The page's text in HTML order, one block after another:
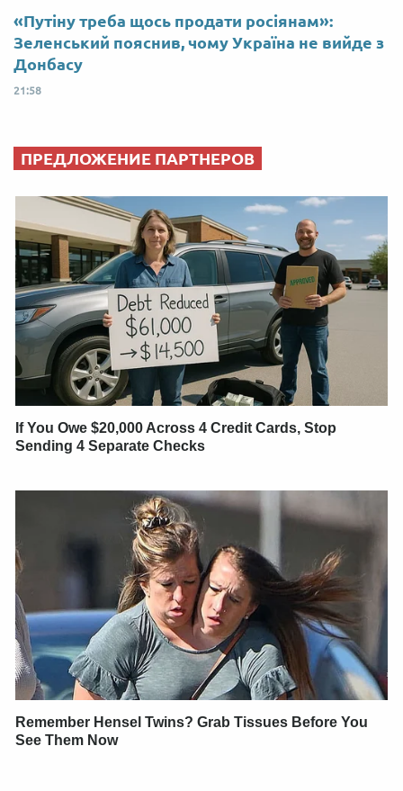
«Путіну треба щось продати росіянам»:
Зеленський пояснив, чому Україна не вийде з
Донбасу
21:58
ПРЕДЛОЖЕНИЕ ПАРТНЕРОВ
If You Owe $20,000 Across 4 Credit Cards, Stop
Sending 4 Separate Checks
Remember Hensel Twins? Grab Tissues Before You
See Them Now